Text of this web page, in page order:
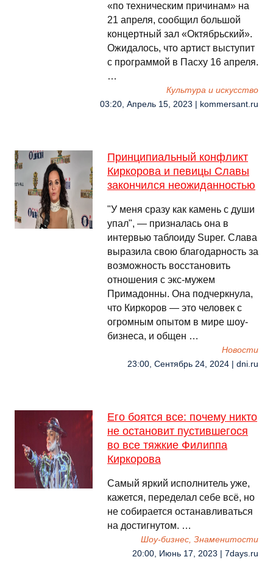
«по техническим причинам» на
21 апреля, сообщил большой
концертный зал «Октябрьский».
Ожидалось, что артист выступит
с программой в Пасху 16 апреля.
…
Культура и искусство
03:20, Апрель 15, 2023 | kommersant.ru
Принципиальный конфликт
Киркорова и певицы Славы
закончился неожиданностью
"У меня сразу как камень с души
упал", — призналась она в
интервью таблоиду Super. Слава
выразила свою благодарность за
возможность восстановить
отношения с экс-мужем
Примадонны. Она подчеркнула,
что Киркоров — это человек с
огромным опытом в мире шоу-
бизнеса, и общен …
Новости
23:00, Сентябрь 24, 2024 | dni.ru
Его боятся все: почему никто
не остановит пустившегося
во все тяжкие Филиппа
Киркорова
Самый яркий исполнитель уже,
кажется, переделал себе всё, но
не собирается останавливаться
на достигнутом. …
Шоу-бизнес, Знаменитости
20:00, Июнь 17, 2023 | 7days.ru